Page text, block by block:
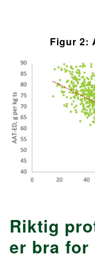
Figur 2:
Riktig
er bra for